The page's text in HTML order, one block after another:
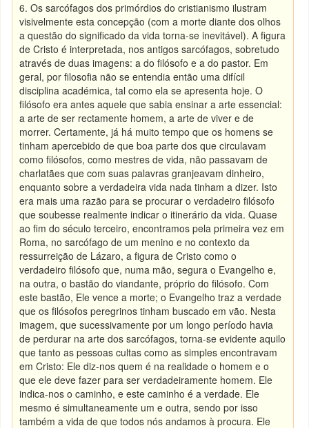
6. Os sarcófagos dos primórdios do cristianismo ilustram
visivelmente esta concepção (com a morte diante dos olhos
a questão do significado da vida torna-se inevitável). A figura
de Cristo é interpretada, nos antigos sarcófagos, sobretudo
através de duas imagens: a do filósofo e a do pastor. Em
geral, por filosofia não se entendia então uma difícil
disciplina académica, tal como ela se apresenta hoje. O
filósofo era antes aquele que sabia ensinar a arte essencial:
a arte de ser rectamente homem, a arte de viver e de
morrer. Certamente, já há muito tempo que os homens se
tinham apercebido de que boa parte dos que circulavam
como filósofos, como mestres de vida, não passavam de
charlatães que com suas palavras granjeavam dinheiro,
enquanto sobre a verdadeira vida nada tinham a dizer. Isto
era mais uma razão para se procurar o verdadeiro filósofo
que soubesse realmente indicar o itinerário da vida. Quase
ao fim do século terceiro, encontramos pela primeira vez em
Roma, no sarcófago de um menino e no contexto da
ressurreição de Lázaro, a figura de Cristo como o
verdadeiro filósofo que, numa mão, segura o Evangelho e,
na outra, o bastão do viandante, próprio do filósofo. Com
este bastão, Ele vence a morte; o Evangelho traz a verdade
que os filósofos peregrinos tinham buscado em vão. Nesta
imagem, que sucessivamente por um longo período havia
de perdurar na arte dos sarcófagos, torna-se evidente aquilo
que tanto as pessoas cultas como as simples encontravam
em Cristo: Ele diz-nos quem é na realidade o homem e o
que ele deve fazer para ser verdadeiramente homem. Ele
indica-nos o caminho, e este caminho é a verdade. Ele
mesmo é simultaneamente um e outra, sendo por isso
também a vida de que todos nós andamos à procura. Ele